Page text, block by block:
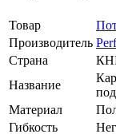
Товар
Производитель
Страна
Название
Материал
Гибкость